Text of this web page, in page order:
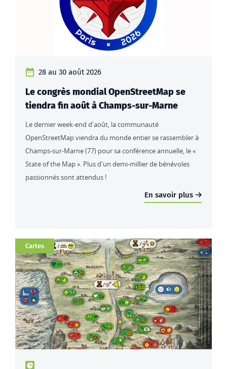
28 au 30 août 2026
Le congrès mondial OpenStreetMap se
tiendra fin août à Champs-sur-Marne
Le dernier week-end d'août, la communauté
OpenStreetMap viendra du monde entier se rassembler à
Champs-sur-Marne (77) pour sa conférence annuelle, le «
State of the Map ». Plus d'un demi-millier de bénévoles
passionnés sont attendus !
En savoir plus
Catégorie
Cartes
Type de contenu : actualités